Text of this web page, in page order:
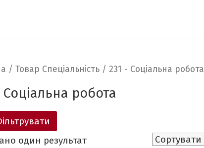
/ Товар Спеціальність / 231 - Соціальна робота
Соціальна робота
один результат